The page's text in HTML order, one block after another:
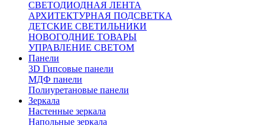
СВЕТОДИОДНАЯ ЛЕНТА
АРХИТЕКТУРНАЯ ПОДСВЕТКА
ДЕТСКИЕ СВЕТИЛЬНИКИ
НОВОГОДНИЕ ТОВАРЫ
УПРАВЛЕНИЕ СВЕТОМ
Панели
3D Гипсовые панели
МДФ панели
Полиуретановые панели
Зеркала
Настенные зеркала
Напольные зеркала